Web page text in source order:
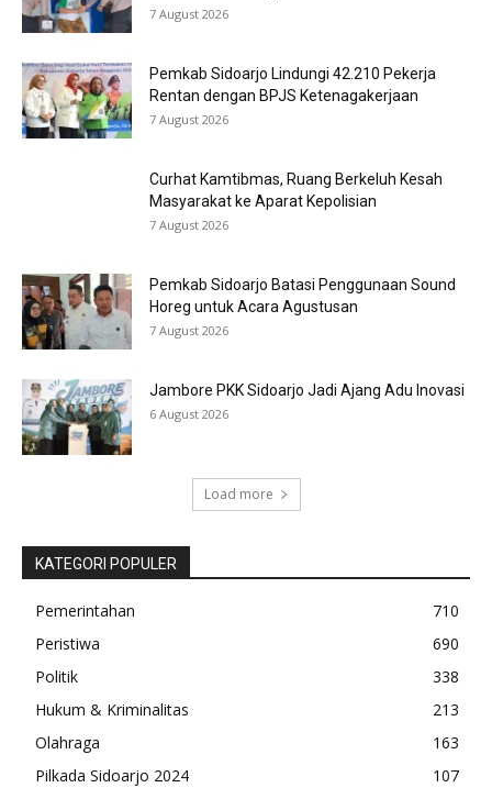
7 August 2026
Pemkab Sidoarjo Lindungi 42.210 Pekerja
Rentan dengan BPJS Ketenagakerjaan
7 August 2026
Curhat Kamtibmas, Ruang Berkeluh Kesah
Masyarakat ke Aparat Kepolisian
7 August 2026
Pemkab Sidoarjo Batasi Penggunaan Sound
Horeg untuk Acara Agustusan
7 August 2026
Jambore PKK Sidoarjo Jadi Ajang Adu Inovasi
6 August 2026
Load more
KATEGORI POPULER
Pemerintahan
710
Peristiwa
690
Politik
338
Hukum & Kriminalitas
213
Olahraga
163
Pilkada Sidoarjo 2024
107